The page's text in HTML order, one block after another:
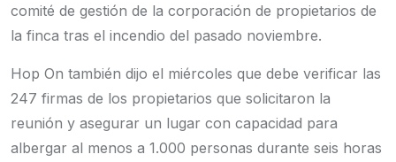
comité de gestión de la corporación de propietarios de
la finca tras el incendio del pasado noviembre.
Hop On también dijo el miércoles que debe verificar las
247 firmas de los propietarios que solicitaron la
reunión y asegurar un lugar con capacidad para
albergar al menos a 1.000 personas durante seis horas